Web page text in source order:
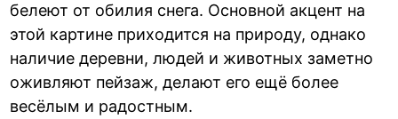
белеют от обилия снега. Основной акцент на
этой картине приходится на природу, однако
наличие деревни, людей и животных заметно
оживляют пейзаж, делают его ещё более
весёлым и радостным.